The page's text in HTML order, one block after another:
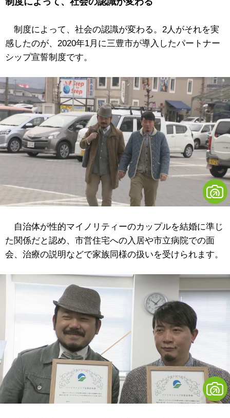
制度によって、社会の認識が変わる。2人がそれを実
感したのが、2020年1月に三豊市が導入したパートナー
シップ宣誓制度です。
自治体が性的マイノリティーのカップルを結婚に準じ
た関係だと認め、市営住宅への入居や市立病院での面
会、治療の説明などで家族同様の扱いを受けられます。